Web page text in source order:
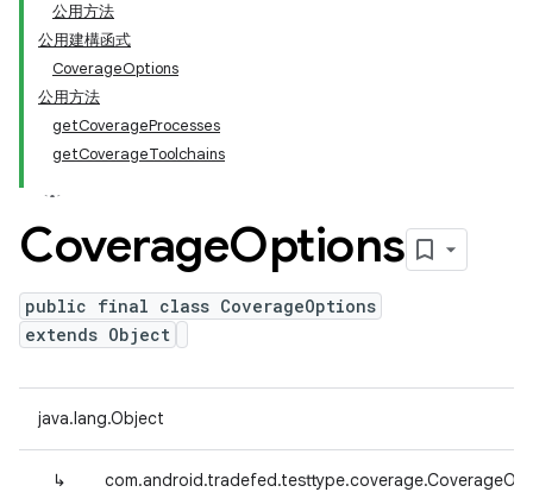
公用方法
公用建構函式
CoverageOptions
公用方法
getCoverageProcesses
getCoverageToolchains
CoverageOptions
public final class CoverageOptions
extends Object
java.lang.Object
↳